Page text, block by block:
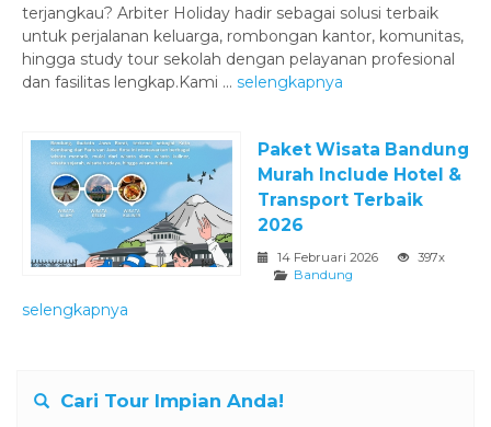
terjangkau? Arbiter Holiday hadir sebagai solusi terbaik
untuk perjalanan keluarga, rombongan kantor, komunitas,
hingga study tour sekolah dengan pelayanan profesional
dan fasilitas lengkap.‎Kami ... selengkapnya
Paket Wisata Bandung
Murah Include Hotel &
Transport Terbaik
2026
14 Februari 2026
397x
Bandung
selengkapnya
Cari Tour Impian Anda!